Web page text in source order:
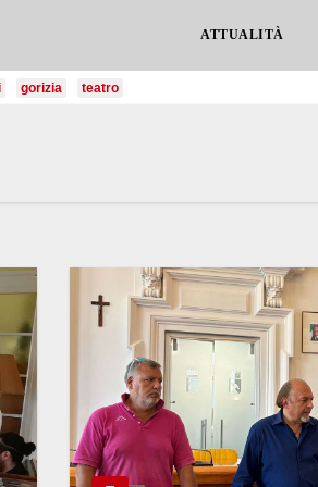
ATTUALITÀ
gorizia teatro